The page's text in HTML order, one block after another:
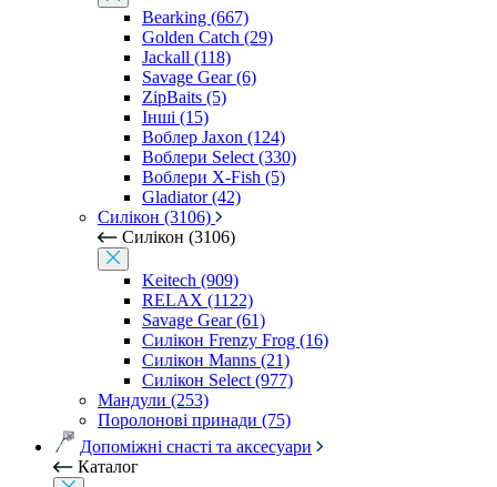
Bearking (667)
Golden Catch (29)
Jackall (118)
Savage Gear (6)
ZipBaits (5)
Інші (15)
Воблер Jaxon (124)
Воблери Select (330)
Воблери X-Fish (5)
Gladiator (42)
Силікон (3106)
Силікон (3106)
Keitech (909)
RELAX (1122)
Savage Gear (61)
Силікон Frenzy Frog (16)
Силікон Manns (21)
Силікон Select (977)
Мандули (253)
Поролонові принади (75)
Допоміжні снасті та аксесуари
Каталог